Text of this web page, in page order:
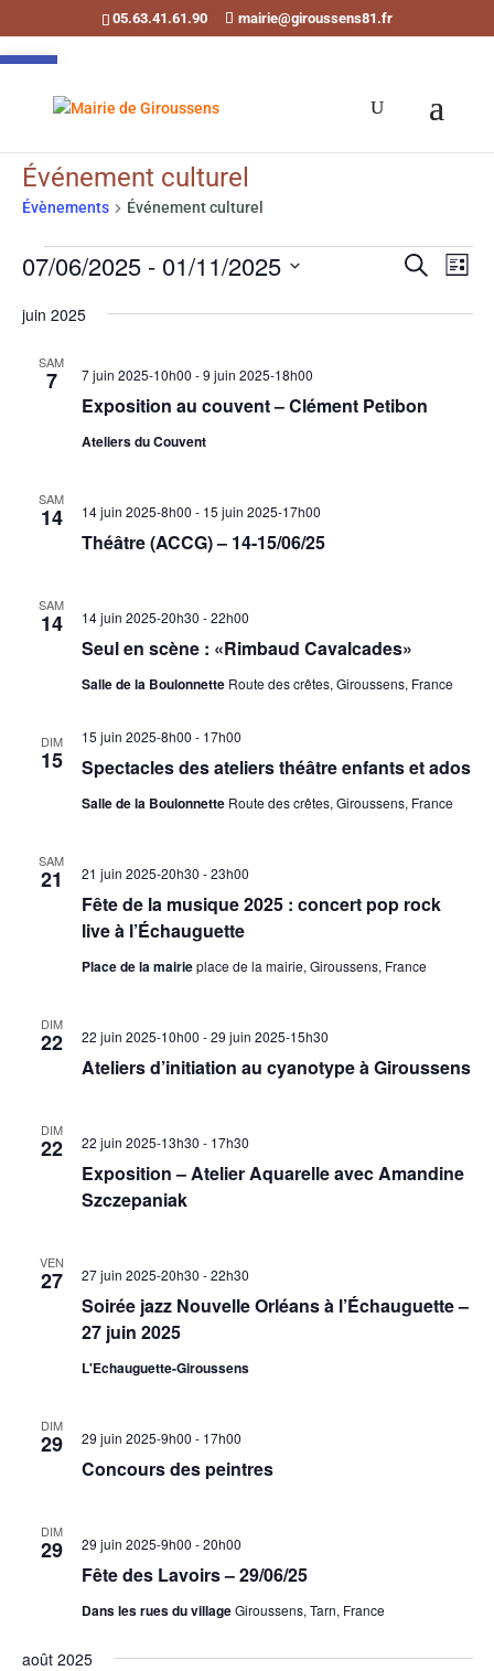
05.63.41.61.90 mairie@giroussens81.fr
Événement culturel
Évènements Événement culturel
Évènements
et
Recherche
de
vues
Liste
07/06/2025 - 01/11/2025
une
juin 2025
SAM
7
Exposition au couvent – Clément Petibon
7 juin 2025-10h00 -9 juin 2025-18h00
Ateliers du Couvent
SAM
14
Théâtre (ACCG) – 14-15/06/25
14 juin 2025-8h00 - 15 juin 2025-17h00
SAM
14
Seul en scène : «Rimbaud Cavalcades»
14 juin 2025-20h30 -22h00
Salle de la Boulonnette Route des crêtes, Giroussens, France
DIM
15 Spectacles des ateliers théâtre enfants et ados
15 juin 2025-8h00 - 17h00
Salle de la Boulonnette Route des crêtes, Giroussens, France
SAM
21
Fête de la musique 2025 : concert pop rock
live à l’Échauguette
21 juin 2025-20h30 -23h00
Place de la mairieplace de la mairie, Giroussens, France
DIM
22
Ateliers d’initiation au cyanotype à Giroussens
22 juin 2025-10h00 -29 juin 2025-15h30
DIM
22
Exposition – Atelier Aquarelle avec Amandine
Szczepaniak
22 juin 2025-13h30 - 17h30
VEN
27
Soirée jazz Nouvelle Orléans à l’Échauguette –
27 juin 2025
27 juin 2025-20h30 -22h30
L'Echauguette-Giroussens
DIM
29
Concours des peintres
29 juin 2025-9h00 - 17h00
DIM
29
Fête des Lavoirs – 29/06/25
29 juin 2025-9h00 -20h00
Dans les rues du villageGiroussens, Tarn, France
août 2025
Ouvrir la barre d’outils